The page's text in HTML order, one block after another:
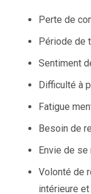
Perte de
Période de
Sentiment
Difficulté à
Fatigue
Besoin de
Envie de
Volonté de
intérieure et